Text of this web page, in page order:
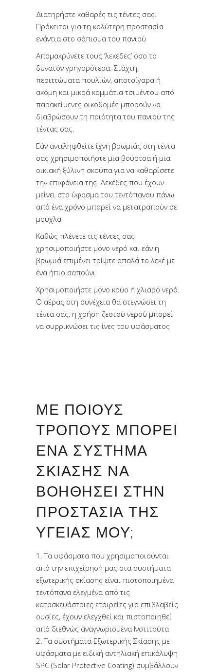
Διατηρήστε καθαρές τις τέντες σας.
Πρόκειται για τη καλύτερη προστασία
ενάντια στο σάπισμα του πανιού
Απομακρύνετε τους ‘λεκέδες’ όσο το
δυνατόν γρηγορότερα. Στάχτη,
περιττώματα πουλιών, αποτσίγαρα ή
ακόμη και μικρά κομμάτια τσιμέντου από
παρακείμενες οικοδομές μπορούν να
διαβρώσουν τη ποιότητα του πανιού της
τέντας σας.
Εάν αντιληφθείτε ίχνη βρωμιάς στη τέντα
σας χρησιμοποιήστε μια βούρτσα ή μια
οικιακή ξύλινη σκούπα για να καθαρίσετε
την επιφάνεια της. Λεκέδες που έχουν
μείνει στο ύφασμα του τεντόπανου πάνω
από ένα χρόνο μπορεί να μετατραπούν σε
μούχλα
Καθώς πλένετε τις τέντες σας
χρησιμοποιήστε μόνο νερό και εάν η
βρωμιά επιμένει τρίψτε απαλά το λεκέ με
ένα ήπιο σαπούνι
Χρησιμοποιήστε μόνο κρύο ή χλιαρό νερό.
Ο αέρας στη συνέχεια θα στεγνώσει τη
τέντα σας, η χρήση ζεστού νερού μπορεί
να συρρικνώσει τις ίνες του υφάσματος
ΜΕ ΠΟΙΟΥΣ
ΤΡΌΠΟΥΣ ΜΠΟΡΕΊ
ΈΝΑ ΣΎΣΤΗΜΑ
ΣΚΊΑΣΗΣ ΝΑ
ΒΟΗΘΉΣΕΙ ΣΤΗΝ
ΠΡΟΣΤΑΣΊΑ ΤΗΣ
ΥΓΕΊΑΣ ΜΟΥ;
1. Τα υφάσματα που χρησιμοποιούνται
από την επιχείρησή μας στα συστήματα
εξωτερικής σκίασης είναι πιστοποιημένα
τεντόπανα ελεγμένα από τις
κατασκευάστριες εταιρείες για επιβλαβείς
ουσίες, έχουν ελεγχθεί και πιστοποιηθεί
από διεθνώς αναγνωρισμένα Ινστιτούτα
2. Τα συστήματα Εξωτερικής Σκίασης με
υφάσματα με ειδική αντηλιακή επικάλυψη
SPC (Solar Protective Coating) συμβάλλουν